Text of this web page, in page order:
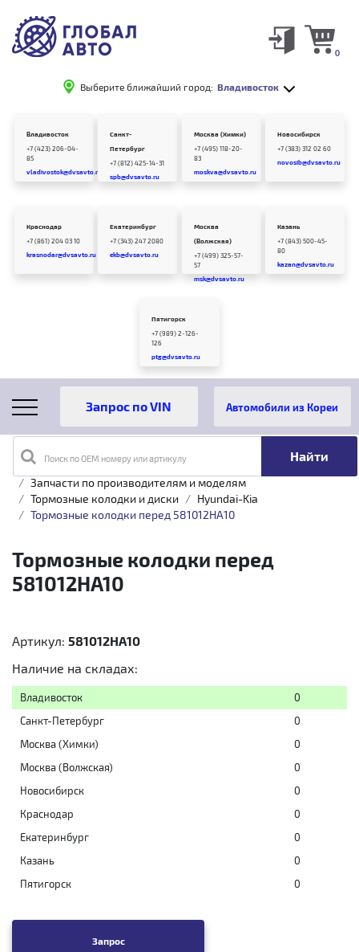
Выберите ближайший город: Владивосток
0
Владивосток
+7 (423) 206-04-
85
vladivostok@dvsavto.ru
Санкт-
Петербург
+7 (812) 425-14-31
spb@dvsavto.ru
Москва (Химки)
+7 (495) 118-20-
83
moskva@dvsavto.ru
Новосибирск
+7 (383) 312 02 60
novosib@dvsavto.ru
Краснодар
+7 (861) 204 03 10
krasnodar@dvsavto.ru
Екатеринбург
+7 (343) 247 2080
ekb@dvsavto.ru
Москва
(Волжская)
+7 (499) 325-57-
57
msk@dvsavto.ru
Казань
+7 (843) 500-45-
80
kazan@dvsavto.ru
Пятигорск
+7 (989) 2-126-
126
ptg@dvsavto.ru
Поиск по OEM номеру или артикулу
Автомобили из Кореи
Главная
Каталог товаров
Запчасти по производителям и моделям
Тормозные колодки и диски
Hyundai-Kia
Тормозные колодки перед 581012HA10
Тормозные колодки перед
581012HA10
Артикул: 581012HA10
Наличие на складах:
Владивосток
0
Санкт-Петербург
0
Москва (Химки)
0
Москва (Волжская)
0
Новосибирск
0
Краснодар
0
Екатеринбург
0
Казань
0
Пятигорск
0
Запрос